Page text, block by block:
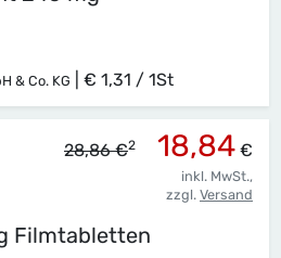
& Co. KG € 1,31 / 1St
Filmtabletten
28,86 €2 18,84 €
inkl. MwSt.,
zzgl. Versand